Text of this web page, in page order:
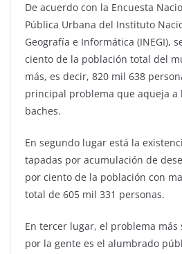
De acuerdo con la Encuesta
Pública Urbana del Instituto
Geografía e Informática (INEGI),
ciento de la población total del
más, es decir, 820 mil 638
principal problema que aqueja a
baches.
En segundo lugar está la
tapadas por acumulación de
por ciento de la población con
total de 605 mil 331 personas.
En tercer lugar, el problema más
por la gente es el alumbrado